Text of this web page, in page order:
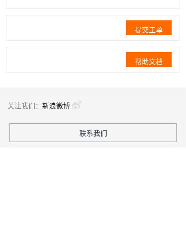
提交工单
帮助文档